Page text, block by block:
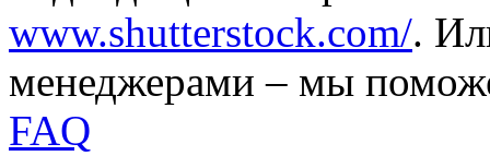
www.shutterstock.com/.
менеджерами – мы
FAQ